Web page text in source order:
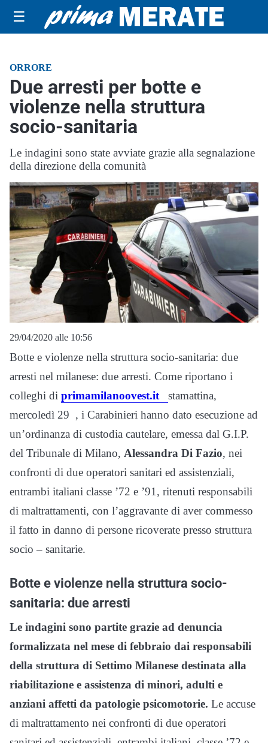
☰
ORRORE
Due arresti per botte e
violenze nella struttura
socio-sanitaria
Le indagini sono state avviate grazie alla segnalazione
della direzione della comunità
29/04/2020 alle 10:56
Botte e violenze nella struttura socio-sanitaria: due
arresti nel milanese: due arresti. Come riportano i
colleghi di primamilanoovest.it
stamattina,
mercoledì 29 , i Carabinieri hanno dato esecuzione ad
un’ordinanza di custodia cautelare, emessa dal G.I.P.
del Tribunale di Milano, Alessandra Di Fazio, nei
confronti di due operatori sanitari ed assistenziali,
entrambi italiani classe ’72 e ’91, ritenuti responsabili
di maltrattamenti, con l’aggravante di aver commesso
il fatto in danno di persone ricoverate presso struttura
socio – sanitarie.
Botte e violenze nella struttura socio-
sanitaria: due arresti
Le indagini sono partite grazie ad denuncia
formalizzata nel mese di febbraio dai responsabili
della struttura di Settimo Milanese destinata alla
riabilitazione e assistenza di minori, adulti e
anziani affetti da patologie psicomotorie. Le accuse
di maltrattamento nei confronti di due operatori